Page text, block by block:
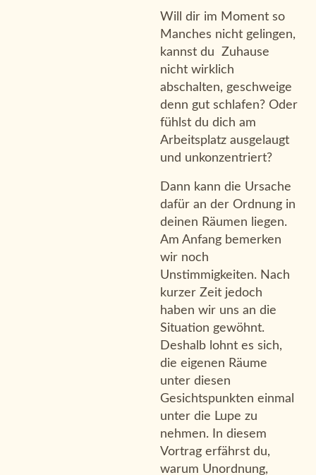
Will dir im Moment so
Manches nicht gelingen,
kannst du Zuhause
nicht wirklich
abschalten, geschweige
denn gut schlafen? Oder
fühlst du dich am
Arbeitsplatz ausgelaugt
und unkonzentriert?
Dann kann die Ursache
dafür an der Ordnung in
deinen Räumen liegen.
Am Anfang bemerken
wir noch
Unstimmigkeiten. Nach
kurzer Zeit jedoch
haben wir uns an die
Situation gewöhnt.
Deshalb lohnt es sich,
die eigenen Räume
unter diesen
Gesichtspunkten einmal
unter die Lupe zu
nehmen. In diesem
Vortrag erfährst du,
warum Unordnung,